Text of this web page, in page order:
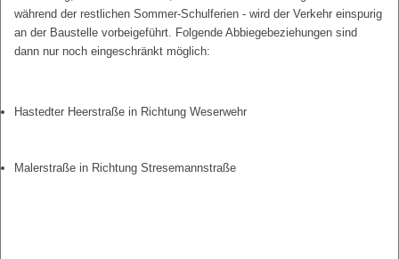
während der restlichen Sommer-Schulferien - wird der Verkehr einspurig
an der Baustelle vorbeigeführt. Folgende Abbiegebeziehungen sind
dann nur noch eingeschränkt möglich:
Hastedter Heerstraße in Richtung Weserwehr
Malerstraße in Richtung Stresemannstraße